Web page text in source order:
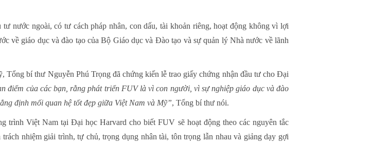
nước ngoài, có tư cách pháp nhân, con dấu, tài khoản riêng, hoạt động không vì lợi
về giáo dục và đào tạo của Bộ Giáo dục và Đào tạo và sự quản lý Nhà nước về lãnh
Tổng bí thư Nguyễn Phú Trọng đã chứng kiến lễ trao giấy chứng nhận đầu tư cho Đại
điểm của các bạn, rằng phát triển FUV là vì con người, vì sự nghiệp giáo dục và đào
định mối quan hệ tốt đẹp giữa Việt Nam và Mỹ”, Tổng bí thư nói.
trình Việt Nam tại Đại học Harvard cho biết FUV sẽ hoạt động theo các nguyên tắc
nhiệm giải trình, tự chủ, trọng dụng nhân tài, tôn trọng lẫn nhau và giảng dạy gợi